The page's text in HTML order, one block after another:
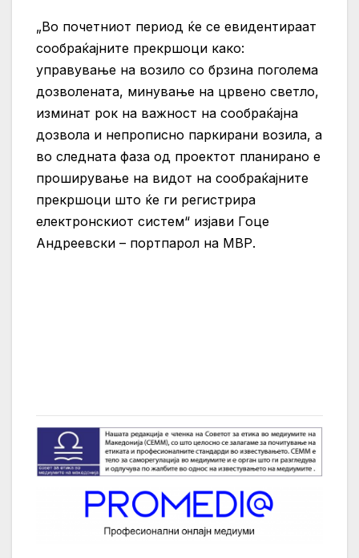
„Во почетниот период ќе се евидентираат
сообраќајните прекршоци како:
управување на возило со брзина поголема
дозволената, минување на црвено светло,
изминат рок на важност на сообраќајна
дозвола и непрописно паркирани возила, а
во следната фаза од проектот планирано е
проширување на видот на сообраќајните
прекршоци што ќе ги регистрира
електронскиот систем“ изјави Гоце
Андреевски – портпарол на МВР.